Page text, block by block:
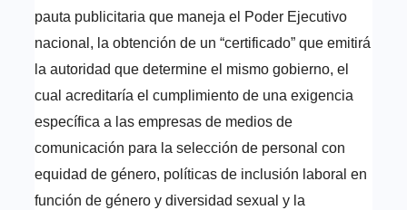
pauta publicitaria que maneja el Poder Ejecutivo
nacional, la obtención de un “certificado” que emitirá
la autoridad que determine el mismo gobierno, el
cual acreditaría el cumplimiento de una exigencia
específica a las empresas de medios de
comunicación para la selección de personal con
equidad de género, políticas de inclusión laboral en
función de género y diversidad sexual y la